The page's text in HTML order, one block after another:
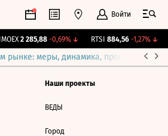
Войти
IMOEX 2 285,88 -0,69%↓ RTSI 884,56 -1,27%↓
рынке: меры, динамика, прогнозы
Наши проекты
ВЕДЫ
Город